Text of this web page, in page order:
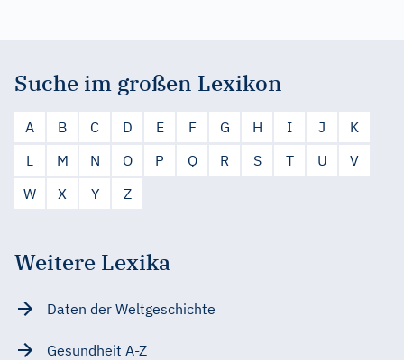
Suche im großen Lexikon
A B C D E F G H I J
K
L
M N O P Q R S T U
V
W
X Y Z
Weitere Lexika
Daten der Weltgeschichte
Gesundheit A-Z